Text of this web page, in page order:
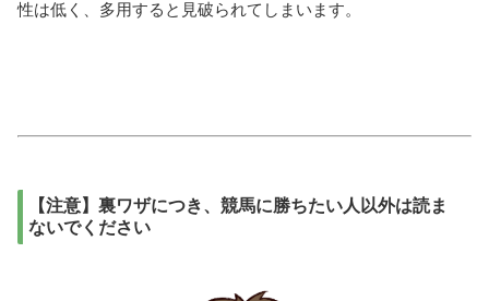
性は低く、多用すると見破られてしまいます。
【注意】裏ワザにつき、競馬に勝ちたい人以外は読ま
ないでください